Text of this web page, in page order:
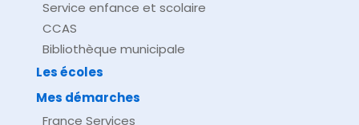
Service enfance et scolaire
CCAS
Bibliothèque municipale
Les écoles
Mes démarches
France Services